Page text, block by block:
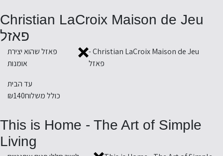
Christian LaCroix Maison de Jeu
פאזל
Christian LaCroix Maison de Jeu -
פאזל
פאזל שהוא יצירת
אומנות
עד הבית
כולל משלוח₪140
This is Home - The Art of Simple
Living